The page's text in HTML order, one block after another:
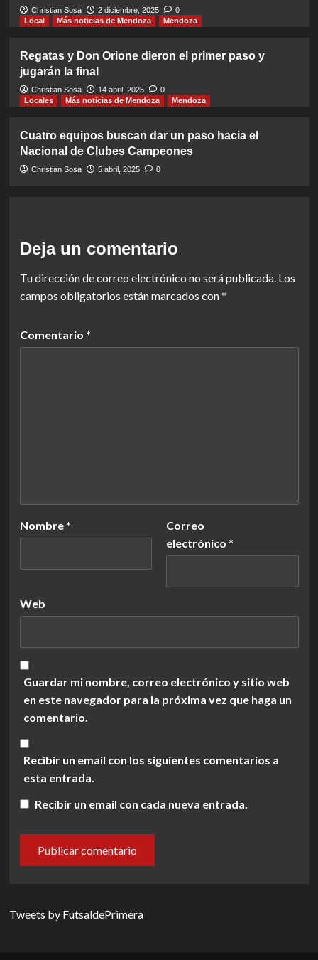
Christian Sosa 2 diciembre, 2025
0
Local
Más noticias de Mendoza Mendoza
Regatas y Don Orione dieron el primer paso y
jugarán la final
Christian Sosa 14 abril, 2025
0
Locales
Más noticias de Mendoza Mendoza
Cuatro equipos buscan dar un paso hacia el
Nacional de Clubes Campeones
Christian Sosa 5 abril, 2025 0
Deja un comentario
Tu dirección de correo electrónico no será publicada. Los
campos obligatorios están marcados con*
Comentario *
Nombre *
Correo
electrónico *
Web
Guardar mi nombre, correo electrónico y sitio web
en este navegador para la próxima vez que haga un
comentario.
Recibir un email con los siguientes comentarios a
esta entrada.
Recibir un email con cada nueva entrada.
Tweets by FutsaldePrimera